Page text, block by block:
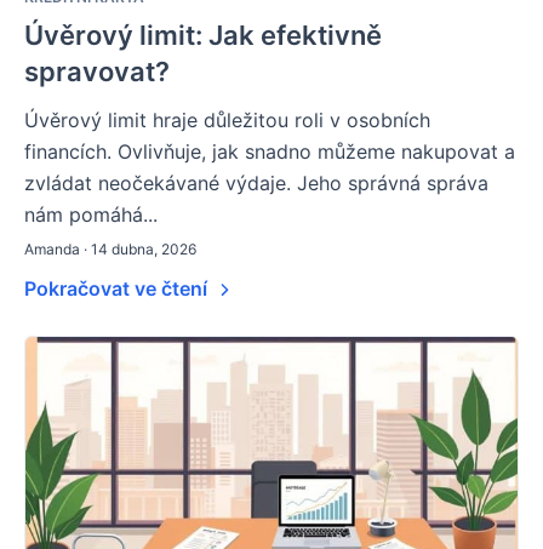
Úvěrový limit: Jak efektivně
spravovat?
Úvěrový limit hraje důležitou roli v osobních
financích. Ovlivňuje, jak snadno můžeme nakupovat a
zvládat neočekávané výdaje. Jeho správná správa
nám pomáhá...
Amanda · 14 dubna, 2026
Pokračovat ve čtení